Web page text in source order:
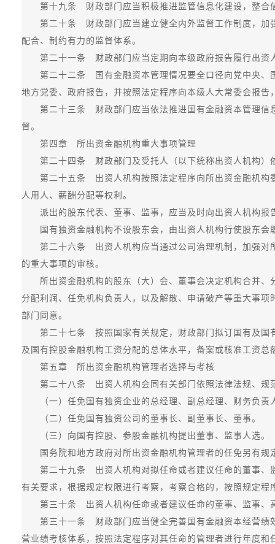
第十九条 财政部门应当积极推进监管信息化建设，整合信
第二十条 财政部门应当建立健全内外监督工作制度，加强
配合、制约有力的监督体系。
第二十一条 财政部门应当定期向本级政府报告履行出资
第二十二条 国有金融资本管理情况要全口径向党中央、国
地方党委、政府报告，并按照法定程序向本级人大常委会报
第二十三条 财政部门应当依法推进国有金融资本管理信息
督。
第四章 所出资金融机构重大事项管理
第二十四条 财政部门及受托人（以下统称出资人机构）依
第二十五条 出资人机构按照法定程序向所出资金融机构委
人用人、薪酬分配等权利。
派出的股东代表、董事、监事，应当及时向出资人机构报
国有独资金融机构不设股东会，由出资人机构行使股东会
第二十六条 出资人机构应当通过公司治理机制，加强对所
的重大事项的审核。
所出资金融机构的股东（大）会、董事会决定机构合并、
分配利润、任免机构负责人，以及解散、申请破产等重大事
部门同意。
第二十七条 按照国家有关规定，财政部门拟订国有及国有
及国有控股金融机构工资分配的总体水平，备案或核准工资总
第五章 所出资金融机构管理者选择与考核
第二十八条 出资人机构会同有关部门依照法律法规、规范
（一）任免国有独资企业的总经理、副总经理、财务负责
（二）任免国有独资公司的董事长、副董事长、董事。
（三）向国有控股、参股金融机构提出董事、监事人选。
国务院和地方政府对所出资金融机构管理者的任免另有规
第二十九条 出资人机构对拟任命或者建议任命的董事、监
有关要求，根据规定权限进行考察，考察合格的，按照规定程
第三十条 出资人机构任命或者建议任命的董事、监事、高
第三十一条 财政部门应当健全完善国有金融资本经营绩效
营业绩考核体系，按照法定程序对其任命的管理者进行年度